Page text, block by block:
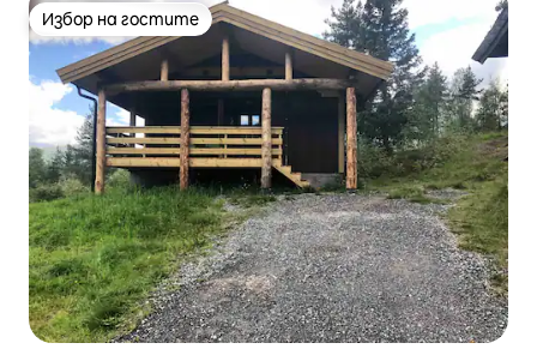
Избор на гостите
Избор на гостите